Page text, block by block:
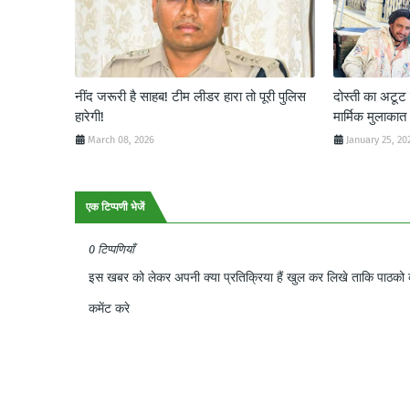
नींद जरूरी है साहब! टीम लीडर हारा तो पूरी पुलिस
हारेगी!
March 08, 2026
दोस्ती का
मार्मिक मुलाकात
January 25,
एक टिप्पणी भेजें
0 टिप्पणियाँ
इस खबर को लेकर अपनी क्या प्रतिक्रिया हैं खुल कर लिखे ताकि
कमेंट करे